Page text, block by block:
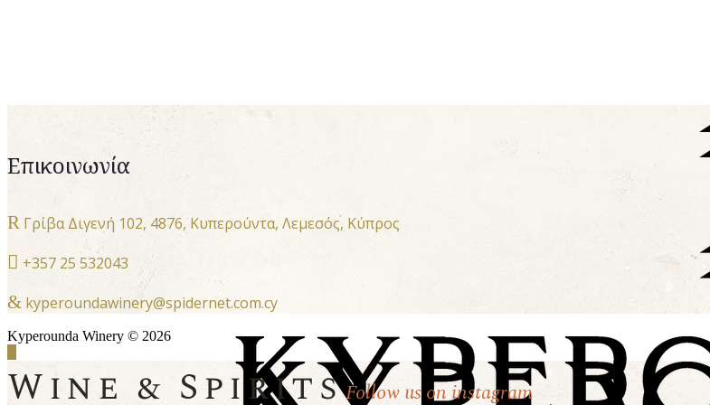
Επικοινωνία
Γρίβα Διγενή 102, 4876, Κυπερούντα, Λεμεσός, Κύπρος
+357 25 532043
kyperoundawinery@spidernet.com.cy
Kyperounda Winery © 2026
Wine & SpiritsFollow us on instagram